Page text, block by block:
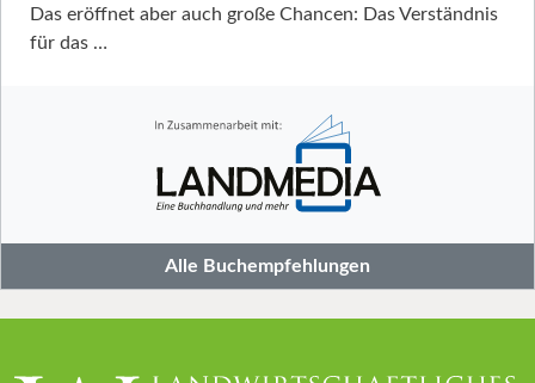
Das eröffnet aber auch große Chancen: Das Verständnis
für das …
Alle Buchempfehlungen